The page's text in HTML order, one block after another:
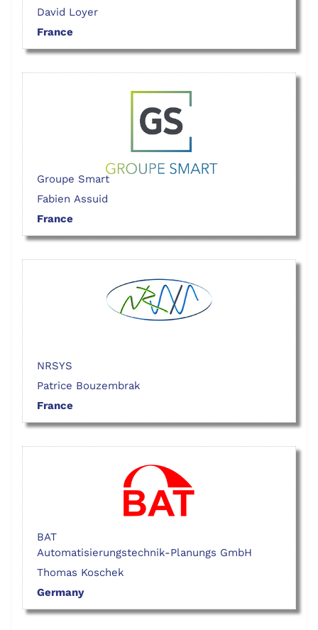
David Loyer
France
Groupe Smart
Fabien Assuid
France
NRSYS
Patrice Bouzembrak
France
BAT
Automatisierungstechnik-Planungs GmbH
Thomas Koschek
Germany